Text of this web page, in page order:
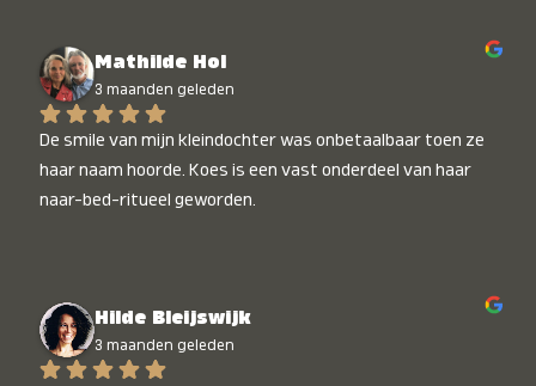
Mathilde Hol
3 maanden geleden
De smile van mijn kleindochter was onbetaalbaar toen ze
haar naam hoorde. Koes is een vast onderdeel van haar
naar-bed-ritueel geworden.
Hilde Bleijswijk
3 maanden geleden